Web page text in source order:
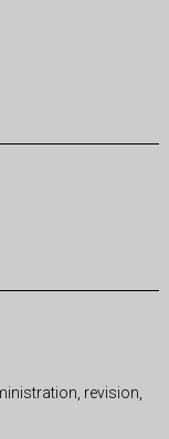
revision,